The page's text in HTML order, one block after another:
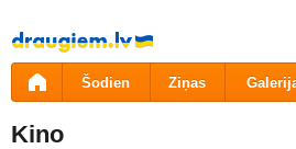
Pāriet
uz
saturu
Šodien Ziņas
Kino